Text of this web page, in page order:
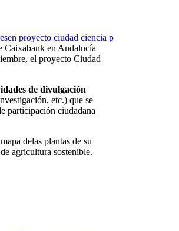
Caixabank en Andalucía
el proyecto Ciudad
de divulgación
etc.) que se
participación ciudadana
delas plantas de su
agricultura sostenible.